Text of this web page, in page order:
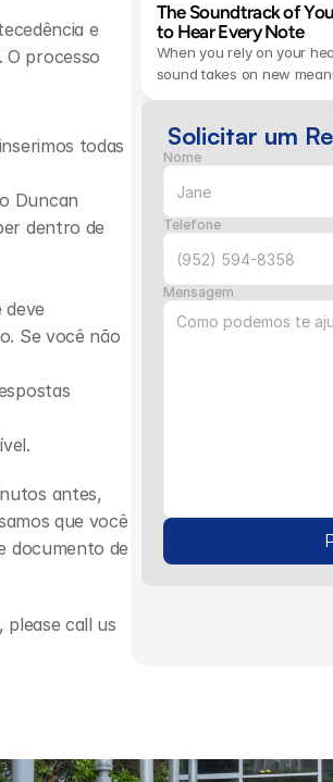
e
O processo
todas
Duncan
dentro de
deve
Se você não
antes,
que você
documento de
please call us
The Soundtrack of
to Hear Every Note
When you rely on your
sound takes on new
Solicitar um
Nome
Telefone
Mensagem